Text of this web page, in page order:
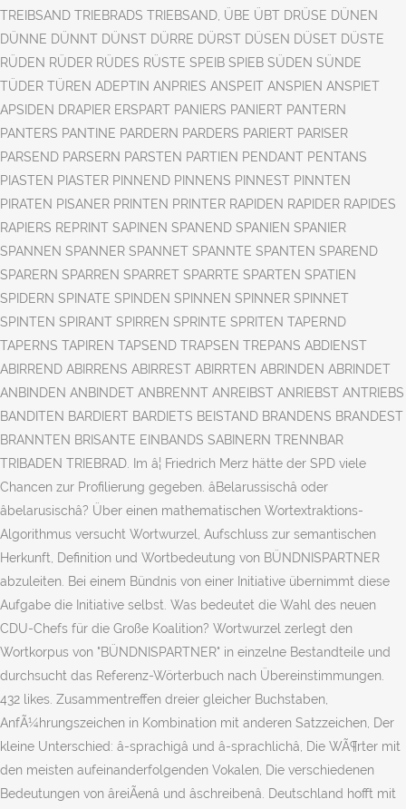
TREIBSAND TRIEBRADS TRIEBSAND, ÜBE ÜBT DRÜSE DÜNEN
DÜNNE DÜNNT DÜNST DÜRRE DÜRST DÜSEN DÜSET DÜSTE
RÜDEN RÜDER RÜDES RÜSTE SPEIB SPIEB SÜDEN SÜNDE
TÜDER TÜREN ADEPTIN ANPRIES ANSPEIT ANSPIEN ANSPIET
APSIDEN DRAPIER ERSPART PANIERS PANIERT PANTERN
PANTERS PANTINE PARDERN PARDERS PARIERT PARISER
PARSEND PARSERN PARSTEN PARTIEN PENDANT PENTANS
PIASTEN PIASTER PINNEND PINNENS PINNEST PINNTEN
PIRATEN PISANER PRINTEN PRINTER RAPIDEN RAPIDER RAPIDES
RAPIERS REPRINT SAPINEN SPANEND SPANIEN SPANIER
SPANNEN SPANNER SPANNET SPANNTE SPANTEN SPAREND
SPARERN SPARREN SPARRET SPARRTE SPARTEN SPATIEN
SPIDERN SPINATE SPINDEN SPINNEN SPINNER SPINNET
SPINTEN SPIRANT SPIRREN SPRINTE SPRITEN TAPERND
TAPERNS TAPIREN TAPSEND TRAPSEN TREPANS ABDIENST
ABIRREND ABIRRENS ABIRREST ABIRRTEN ABRINDEN ABRINDET
ANBINDEN ANBINDET ANBRENNT ANREIBST ANRIEBST ANTRIEBS
BANDITEN BARDIERT BARDIETS BEISTAND BRANDENS BRANDEST
BRANNTEN BRISANTE EINBANDS SABINERN TRENNBAR
TRIBADEN TRIEBRAD. Im â¦ Friedrich Merz hätte der SPD viele
Chancen zur Profilierung gegeben. âBelarussischâ oder
âbelarusischâ? Über einen mathematischen Wortextraktions-
Algorithmus versucht Wortwurzel, Aufschluss zur semantischen
Herkunft, Definition und Wortbedeutung von BÜNDNISPARTNER
abzuleiten. Bei einem Bündnis von einer Initiative übernimmt diese
Aufgabe die Initiative selbst. Was bedeutet die Wahl des neuen
CDU-Chefs für die Große Koalition? Wortwurzel zerlegt den
Wortkorpus von "BÜNDNISPARTNER" in einzelne Bestandteile und
durchsucht das Referenz-Wörterbuch nach Übereinstimmungen.
432 likes. Zusammentreffen dreier gleicher Buchstaben,
AnfÃ¼hrungszeichen in Kombination mit anderen Satzzeichen, Der
kleine Unterschied: â-sprachigâ und â-sprachlichâ, Die WÃ¶rter mit
den meisten aufeinanderfolgenden Vokalen, Die verschiedenen
Bedeutungen von âreiÃenâ und âschreibenâ. Deutschland hofft mit